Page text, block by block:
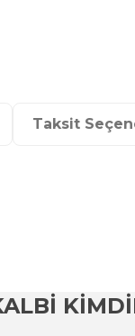
Taksit
Yaz
SorPaylaş